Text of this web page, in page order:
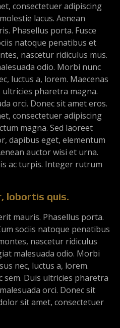
consectetuer adipiscing
lacus. Aenean
Phasellus porta. Fusce
natoque penatibus et
nascetur ridiculus mus.
odio. Morbi nunc
luctus a, lorem. Maecenas
pharetra magna.
orci. Donec sit amet eros.
consectetuer adipiscing
magna. Sed laoreet
dapibus eget, elementum
auctor wisi et urna.
ac turpis. Integer rutrum
lobortis quis.
mauris. Phasellus porta.
sociis natoque penatibus
nascetur ridiculus
malesuada odio. Morbi
nec, luctus a, lorem.
sem. Duis ultricies pharetra
orci. Donec sit
sit amet, consectetuer